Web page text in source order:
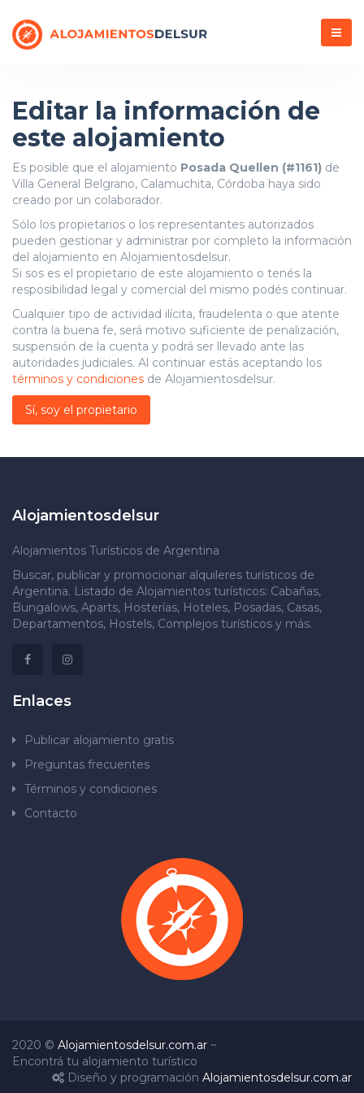
Menú
Editar la información de
este alojamiento
Es posible que el alojamiento Posada Quellen (#1161) de
Villa General Belgrano, Calamuchita, Córdoba haya sido
creado por un colaborador.
Sólo los propietarios o los representantes autorizados
pueden gestionar y administrar por completo la información
del alojamiento en Alojamientosdelsur.
Si sos es el propietario de este alojamiento o tenés la
resposibilidad legal y comercial del mismo podés continuar.
Cualquier tipo de actividad ilícita, fraudelenta o que atente
contra la buena fe, será motivo suficiente de penalización,
suspensión de la cuenta y podrá ser llevado ante las
autoridades judiciales. Al continuar estás aceptando los
términos y condiciones de Alojamientosdelsur.
Sí, soy el propietario
Alojamientosdelsur
Alojamientos Turísticos de Argentina
Buscar, publicar y promocionar alquileres turísticos de
Argentina. Listado de Alojamientos turísticos: Cabañas,
Bungalows, Aparts, Hosterías, Hoteles, Posadas, Casas,
Departamentos, Hostels, Complejos turísticos y más.
Enlaces
Publicar alojamiento gratis
Preguntas frecuentes
Términos y condiciones
Contacto
2020 © Alojamientosdelsur.com.ar ~
Encontrá tu alojamiento turístico
Diseño y programación Alojamientosdelsur.com.ar